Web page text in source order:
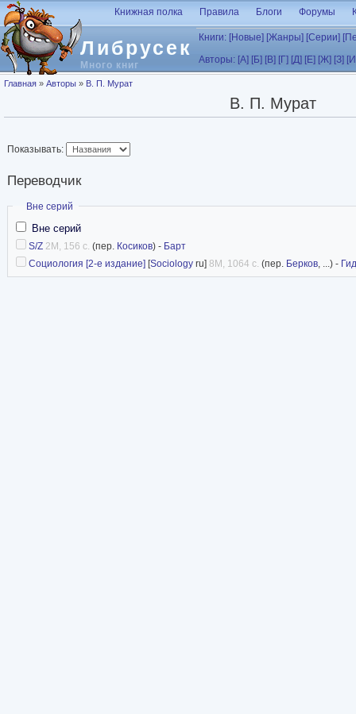
Перейти к основному содержанию
Либрусек
Много книг
Книжная полка Правила Блоги Форумы
Книги: [Новые] [Жанры] [Серии]
Авторы: [А] [Б] [В] [Г] [Д] [Е] [Ж] [З]
Вы здесь
Главная » Авторы » В. П. Мурат
В. П. Мурат
Показывать:
Переводчик
Скрыть
Вне серий
Вне серий
S/Z 2M, 156 с. (пер. Косиков) - Барт
Социология [2-е издание] [Sociology ru] 8M, 1064 с. (пер. Берков, ...) -